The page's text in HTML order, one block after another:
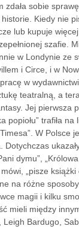
zdała sobie
Kiedy nie
lub kupuje
szafie.
w Londynie ze
i Circe, i w
w
teatralną, a
Jej pierwsza
popiołu” trafiła
W Polsce
Dotychczas
dymu”,
mówi, „pisze
na różne
magii i kilku
mieli między
Leigh Bardugo,